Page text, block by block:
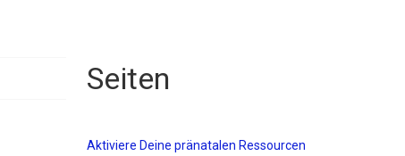
Seiten
Aktiviere Deine pränatalen Ressourcen